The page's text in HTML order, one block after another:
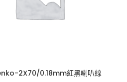
2X70/0.18mm紅黑喇叭線